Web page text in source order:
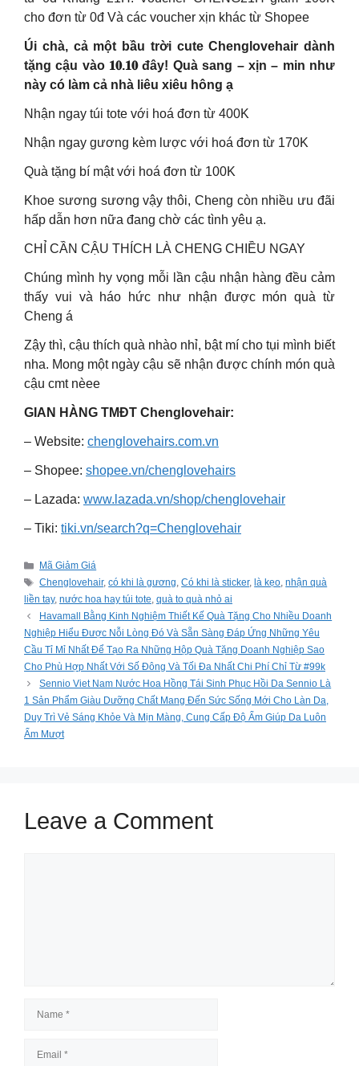
cho đơn từ 0đ Và các voucher xịn khác từ Shopee
Úi chà, cả một bầu trời cute Chenglovehair dành
tặng cậu vào 𝟏𝟎.𝟏𝟎 đây! Quà sang – xịn – min như
này có làm cả nhà liêu xiêu hông ạ
Nhận ngay túi tote với hoá đơn từ 400K
Nhận ngay gương kèm lược với hoá đơn từ 170K
Quà tặng bí mật với hoá đơn từ 100K
Khoe sương sương vậy thôi, Cheng còn nhiều ưu đãi
hấp dẫn hơn nữa đang chờ các tình yêu ạ.
CHỈ CẦN CẬU THÍCH LÀ CHENG CHIỀU NGAY
Chúng mình hy vọng mỗi lần cậu nhận hàng đều cảm
thấy vui và háo hức như nhận được món quà từ
Cheng á
Zậy thì, cậu thích quà nhào nhỉ, bật mí cho tụi mình biết
nha. Mong một ngày cậu sẽ nhận được chính món quà
cậu cmt nèee
GIAN HÀNG TMĐT Chenglovehair:
– Website: chenglovehairs.com.vn
– Shopee: shopee.vn/chenglovehairs
– Lazada: www.lazada.vn/shop/chenglovehair
– Tiki: tiki.vn/search?q=Chenglovehair
Categories
Mã Giảm Giá
Tags
Chenglovehair,có khi là gương,Có khi là sticker, là kẹo,nhận quà
liền tay, nước hoa hay túi tote, quà to quà nhỏ ai
Havamall Bằng Kinh Nghiệm Thiết Kế Quà Tặng Cho Nhiều Doanh
Nghiệp Hiểu Được Nỗi Lòng Đó Và Sẵn Sàng Đáp Ứng Những Yêu
Cầu Tỉ Mỉ Nhất Để Tạo Ra Những Hộp Quà Tặng Doanh Nghiệp Sao
Cho Phù Hợp Nhất Với Số Đông Và Tối Đa Nhất Chi Phí Chỉ Từ #99k
Sennio Viet Nam Nước Hoa Hồng Tái Sinh Phục Hồi Da Sennio Là
1 Sản Phẩm Giàu Dưỡng Chất Mang Đến Sức Sống Mới Cho Làn Da,
Duy Trì Vẻ Sáng Khỏe Và Mịn Màng, Cung Cấp Độ Ẩm Giúp Da Luôn
Ẩm Mượt
Leave a Comment